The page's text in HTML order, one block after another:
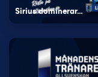
Sirius dominerar…